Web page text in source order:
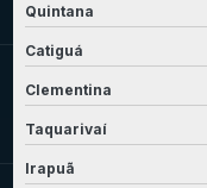
Quintana
Catiguá
Clementina
Taquarivaí
Irapuã